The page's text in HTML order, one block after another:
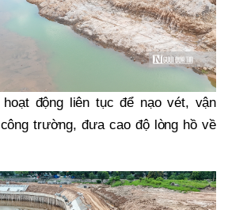
động liên tục để nạo vét, vận
trường, đưa cao độ lòng hồ về